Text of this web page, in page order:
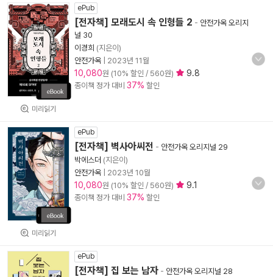
미리읽기
ePub
[전자책] 모래도시 속 인형들 2 - 안전가옥 오리지
널 30
이경희 (지은이)
안전가옥
2023년 11월
10,080원 (10% 할인 / 560원) 9.8
종이책 정가 대비 37% 할인
미리읽기
ePub
[전자책] 벽사아씨전 - 안전가옥 오리지널 29
박에스더 (지은이)
안전가옥
2023년 10월
10,080원 (10% 할인 / 560원) 9.1
종이책 정가 대비 37% 할인
ePub
[전자책] 집 보는 남자 - 안전가옥 오리지널 28